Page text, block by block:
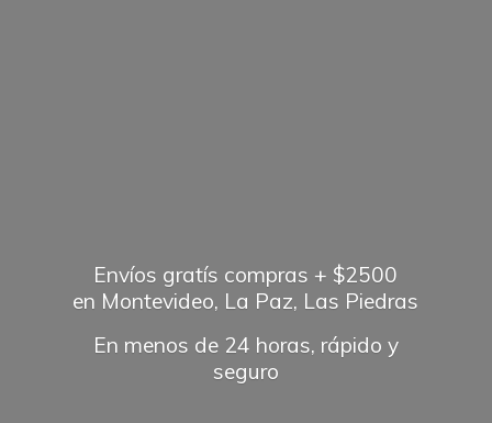
Envíos gratís compras + $2500
en Montevideo, La Paz, Las Piedras
En menos de 24 horas, rápido y
seguro